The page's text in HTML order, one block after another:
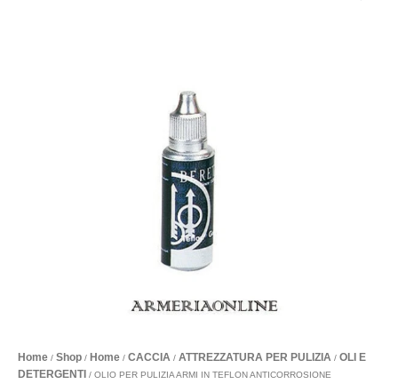
Home / Shop / Home / CACCIA / ATTREZZATURA PER PULIZIA / OLI E
DETERGENTI / OLIO PER PULIZIA ARMI IN TEFLON ANTICORROSIONE